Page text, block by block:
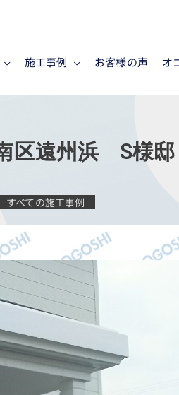
施工事例 お客様の声 オ
州浜 S様邸
すべての施工事例